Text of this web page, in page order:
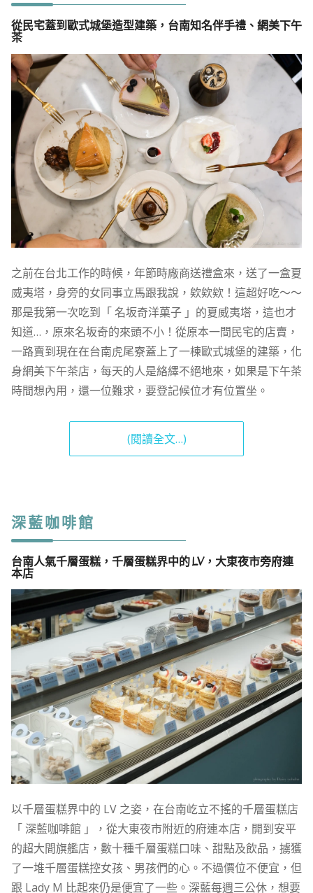
從民宅蓋到歐式城堡造型建築，台南知名伴手禮、網美下午
茶
之前在台北工作的時候，年節時廠商送禮盒來，送了一盒夏
威夷塔，身旁的女同事立馬跟我說，欸欸欸！這超好吃～～
那是我第一次吃到「 名坂奇洋菓子 」的夏威夷塔，這也才
知道…，原來名坂奇的來頭不小！從原本一間民宅的店賣，
一路賣到現在在台南虎尾寮蓋上了一棟歐式城堡的建築，化
身網美下午茶店，每天的人是絡繹不絕地來，如果是下午茶
時間想內用，還一位難求，要登記候位才有位置坐。
(閱讀全文…)
深藍咖啡館
台南人氣千層蛋糕，千層蛋糕界中的 LV，大東夜市旁府連
本店
以千層蛋糕界中的 LV 之姿，在台南屹立不搖的千層蛋糕店
「 深藍咖啡館 」，從大東夜市附近的府連本店，開到安平
的超大間旗艦店，數十種千層蛋糕口味、甜點及飲品，擄獲
了一堆千層蛋糕控女孩、男孩們的心。不過價位不便宜，但
跟 Lady M 比起來仍是便宜了一些。深藍每週三公休，想要